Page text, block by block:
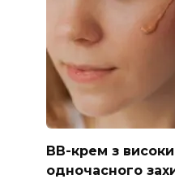
ВВ-крем з
одночасного